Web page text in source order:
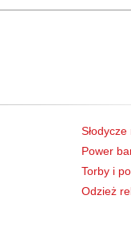
Power
Torby i
Odzież